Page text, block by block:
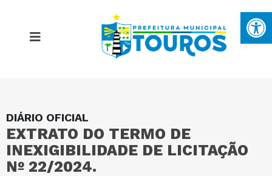
DIÁRIO OFICIAL
EXTRATO DO TERMO DE
INEXIGIBILIDADE DE LICITAÇÃO
Nº 22/2024.
MAPA DO SITE
PORTAL DA TRANSPARÊNCIA